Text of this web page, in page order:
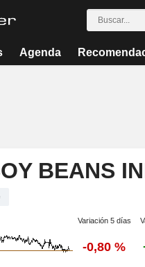
Agenda
BEANS
Variación 5 días
-0,80 %